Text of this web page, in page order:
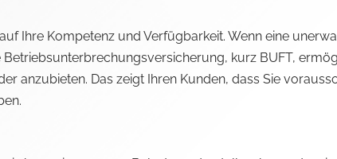
Ihre Kompetenz und Verfügbarkeit. Wenn eine
Betriebsunterbrechungsversicherung, kurz BUFT,
anzubieten. Das zeigt Ihren Kunden, dass Sie